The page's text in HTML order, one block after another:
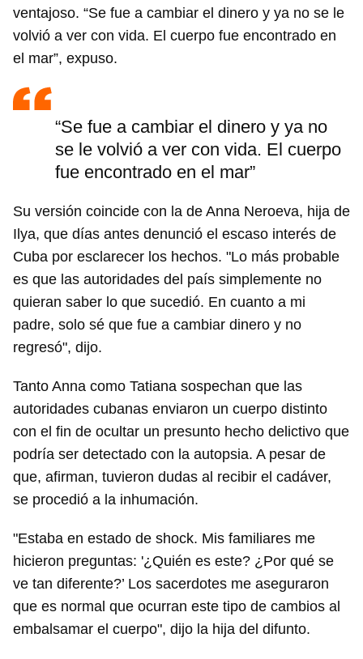
ventajoso. “Se fue a cambiar el dinero y ya no se le
volvió a ver con vida. El cuerpo fue encontrado en
el mar”, expuso.
“Se fue a cambiar el dinero y ya no
se le volvió a ver con vida. El cuerpo
fue encontrado en el mar”
Su versión coincide con la de Anna Neroeva, hija de
Ilya, que días antes denunció el escaso interés de
Cuba por esclarecer los hechos. "Lo más probable
es que las autoridades del país simplemente no
quieran saber lo que sucedió. En cuanto a mi
padre, solo sé que fue a cambiar dinero y no
regresó", dijo.
Tanto Anna como Tatiana sospechan que las
autoridades cubanas enviaron un cuerpo distinto
con el fin de ocultar un presunto hecho delictivo que
podría ser detectado con la autopsia. A pesar de
que, afirman, tuvieron dudas al recibir el cadáver,
se procedió a la inhumación.
"Estaba en estado de shock. Mis familiares me
hicieron preguntas: '¿Quién es este? ¿Por qué se
ve tan diferente?’ Los sacerdotes me aseguraron
que es normal que ocurran este tipo de cambios al
embalsamar el cuerpo", dijo la hija del difunto.